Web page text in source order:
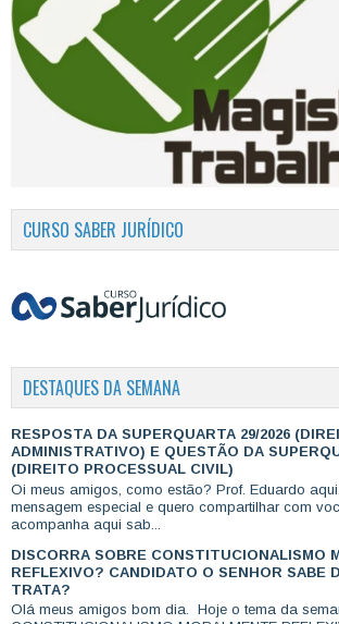
CURSO SABER JURÍDICO
DESTAQUES DA SEMANA
RESPOSTA DA SUPERQUARTA 29/2026
ADMINISTRATIVO) E QUESTÃO DA
(DIREITO PROCESSUAL CIVIL)
Oi meus amigos, como estão? Prof. Eduardo
mensagem especial e quero compartilhar com
acompanha aqui sab...
DISCORRA SOBRE CONSTITUCIONALISMO
REFLEXIVO? CANDIDATO O SENHOR SABE
TRATA?
Olá meus amigos bom dia. Hoje o tema da